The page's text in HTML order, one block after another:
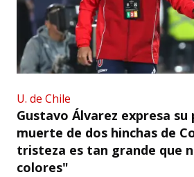
U. de Chile
Gustavo Álvarez expresa su
muerte de dos hinchas de
tristeza es tan grande que
colores"